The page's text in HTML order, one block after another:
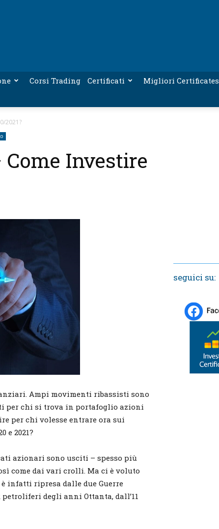
Corsi Trading Certificati
Migliori Certificates
2021?
Investire
Ampi movimenti ribassisti sono
per chi si trova in portafoglio azioni
per chi volesse entrare ora sui
e 2021?
azionari sono usciti – spesso più
come dai vari crolli. Ma ci è voluto
è infatti ripresa dalle due Guerre
degli anni Ottanta, dall’11
seguici su: